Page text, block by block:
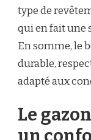
type de
qui en fait une
En somme, le
durable,
adapté aux
Le